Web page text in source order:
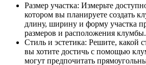
Размер участка: Измерьте
котором вы планируете создать
длину, ширину и форму участка
размеров и расположения клумбы.
Стиль и эстетика: Решите, какой
вы хотите достичь с помощью
могут предпочитать